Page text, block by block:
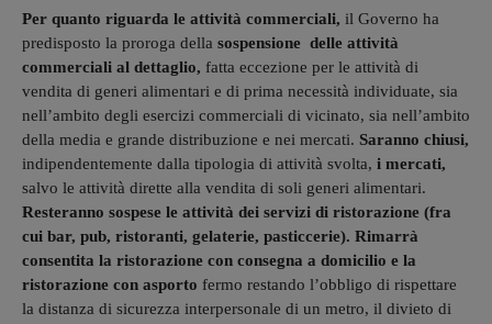
Per quanto riguarda le attività commerciali, il Governo ha
predisposto la proroga della sospensione delle attività
commerciali al dettaglio, fatta eccezione per le attività di
vendita di generi alimentari e di prima necessità individuate, sia
nell’ambito degli esercizi commerciali di vicinato, sia nell’ambito
della media e grande distribuzione e nei mercati. Saranno chiusi,
indipendentemente dalla tipologia di attività svolta, i mercati,
salvo le attività dirette alla vendita di soli generi alimentari.
Resteranno sospese le attività dei servizi di ristorazione (fra
cui bar, pub, ristoranti, gelaterie, pasticcerie). Rimarrà
consentita la ristorazione con consegna a domicilio e la
ristorazione con asporto fermo restando l’obbligo di rispettare
la distanza di sicurezza interpersonale di un metro, il divieto di